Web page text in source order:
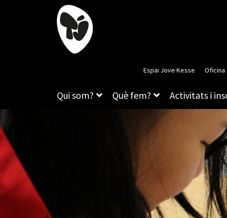
Espai Jove Kesse Oficina
Qui som? Què fem? Activitats i